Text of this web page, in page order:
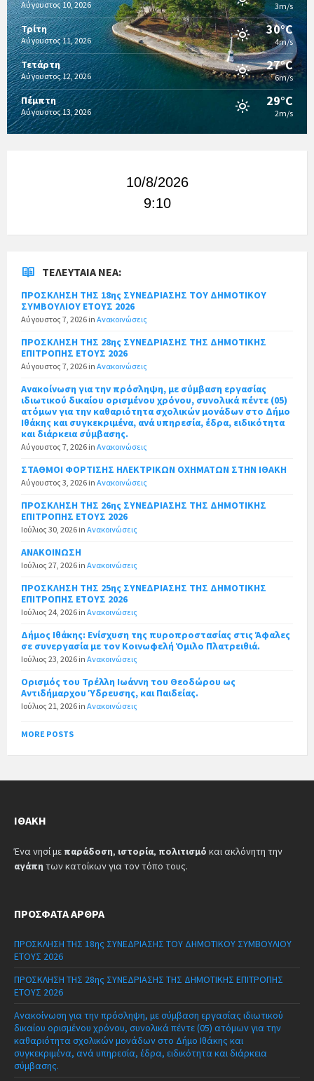
Αύγουστος 10, 2026 3m/s
Τρίτη
Αύγουστος 11, 2026
30°C
4m/s
Τετάρτη
Αύγουστος 12, 2026
27°C
6m/s
Πέμπτη
Αύγουστος 13, 2026
29°C
2m/s
10/8/2026
9:10
ΤΕΛΕΥΤΑΊΑ ΝΈΑ:
ΠΡΟΣΚΛΗΣΗ ΤΗΣ 18ης ΣΥΝΕΔΡΙΑΣΗΣ ΤΟΥ ΔΗΜΟΤΙΚΟΥ
ΣΥΜΒΟΥΛΙΟΥ ΕΤΟΥΣ 2026
Αύγουστος 7, 2026 in Ανακοινώσεις
ΠΡΟΣΚΛΗΣΗ ΤΗΣ 28ης ΣΥΝΕΔΡΙΑΣΗΣ ΤΗΣ ΔΗΜΟΤΙΚΗΣ
ΕΠΙΤΡΟΠΗΣ ΕΤΟΥΣ 2026
Αύγουστος 7, 2026 in Ανακοινώσεις
Ανακοίνωση για την πρόσληψη, με σύμβαση εργασίας
ιδιωτικού δικαίου ορισμένου χρόνου, συνολικά πέντε (05)
ατόμων για την καθαριότητα σχολικών μονάδων στο Δήμο
Ιθάκης και συγκεκριμένα, ανά υπηρεσία, έδρα, ειδικότητα
και διάρκεια σύμβασης.
Αύγουστος 7, 2026 in Ανακοινώσεις
ΣΤΑΘΜΟΙ ΦΟΡΤΙΣΗΣ ΗΛΕΚΤΡΙΚΩΝ ΟΧΗΜΑΤΩΝ ΣΤΗΝ ΙΘΑΚΗ
Αύγουστος 3, 2026 in Ανακοινώσεις
ΠΡΟΣΚΛΗΣΗ ΤΗΣ 26ης ΣΥΝΕΔΡΙΑΣΗΣ ΤΗΣ ΔΗΜΟΤΙΚΗΣ
ΕΠΙΤΡΟΠΗΣ ΕΤΟΥΣ 2026
Ιούλιος 30, 2026 in Ανακοινώσεις
ΑΝΑΚΟΙΝΩΣΗ
Ιούλιος 27, 2026 in Ανακοινώσεις
ΠΡΟΣΚΛΗΣΗ ΤΗΣ 25ης ΣΥΝΕΔΡΙΑΣΗΣ ΤΗΣ ΔΗΜΟΤΙΚΗΣ
ΕΠΙΤΡΟΠΗΣ ΕΤΟΥΣ 2026
Ιούλιος 24, 2026 in Ανακοινώσεις
Δήμος Ιθάκης: Ενίσχυση της πυροπροστασίας στις Άφαλες
σε συνεργασία με τον Κοινωφελή Όμιλο Πλατρειθιά.
Ιούλιος 23, 2026 in Ανακοινώσεις
Ορισμός του Τρέλλη Ιωάννη του Θεοδώρου ως
Αντιδήμαρχου Ύδρευσης, και Παιδείας.
Ιούλιος 21, 2026 in Ανακοινώσεις
MORE POSTS
ΙΘΆΚΗ
Ένα νησί με παράδοση, ιστορία, πολιτισμό και ακλόνητη την
αγάπη των κατοίκων για τον τόπο τους.
ΠΡΌΣΦΑΤΑ ΆΡΘΡΑ
ΠΡΟΣΚΛΗΣΗ ΤΗΣ 18ης ΣΥΝΕΔΡΙΑΣΗΣ ΤΟΥ ΔΗΜΟΤΙΚΟΥ ΣΥΜΒΟΥΛΙΟΥ
ΕΤΟΥΣ 2026
ΠΡΟΣΚΛΗΣΗ ΤΗΣ 28ης ΣΥΝΕΔΡΙΑΣΗΣ ΤΗΣ ΔΗΜΟΤΙΚΗΣ ΕΠΙΤΡΟΠΗΣ
ΕΤΟΥΣ 2026
Ανακοίνωση για την πρόσληψη, με σύμβαση εργασίας ιδιωτικού
δικαίου ορισμένου χρόνου, συνολικά πέντε (05) ατόμων για την
καθαριότητα σχολικών μονάδων στο Δήμο Ιθάκης και
συγκεκριμένα, ανά υπηρεσία, έδρα, ειδικότητα και διάρκεια
σύμβασης.